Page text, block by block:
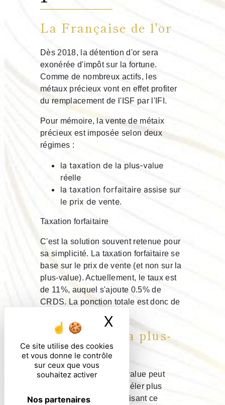
Ce site utilise des cookies
et vous donne le contrôle
sur ceux que vous
souhaitez activer
Nos partenaires
X Masquer le
La Française de l'or
Dès 2018, la détention d'or sera
exonérée d'impôt sur la fortune.
Comme de nombreux actifs, les
métaux précieux vont en effet profiter
du remplacement de l'ISF par l'IFI.
Pour mémoire, la vente de métaix
précieux est imposée selon deux
régimes :
la taxation de la plus-value
réelle
la taxation forfaitaire assise sur
le prix de vente.
Taxation forfaitaire
C'est la solution souvent retenue pour
sa simplicité. La taxation forfaitaire se
base sur le prix de vente (et non sur la
plus-value). Actuellement, le taux est
de 11%, auquel s'ajoute 0.5% de
CRDS. La ponction totale est donc de
Taxation de la plus-
value
L'imposition de la plus-value peut
dans certains cas se révéler plus
avantageuse. En choissisant ce